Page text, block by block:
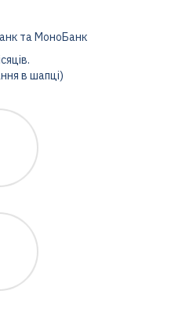
та МоноБанк
в шапці)